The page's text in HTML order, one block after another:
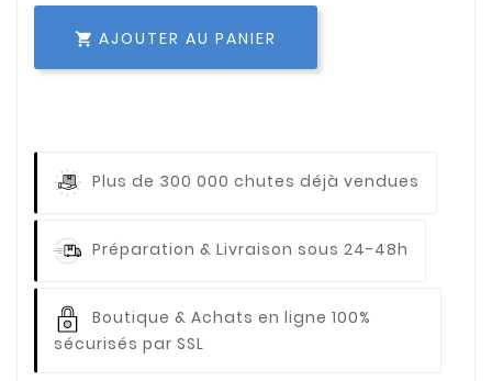
 AJOUTER AU PANIER
Plus de 300 000 chutes déjà vendues
Préparation & Livraison sous 24-48h
Boutique & Achats en ligne 100%
sécurisés par SSL